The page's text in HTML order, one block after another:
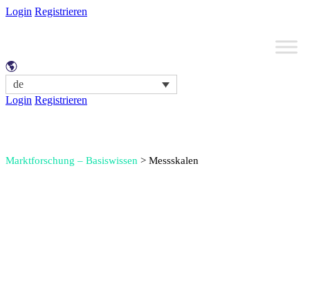
Login Registrieren
de
Login Registrieren
Marktforschung – Basiswissen > Messskalen